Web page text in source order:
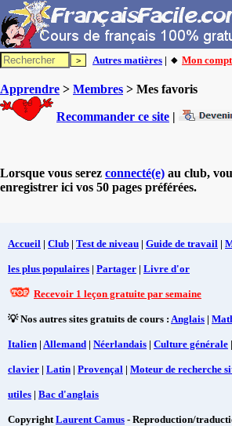
Autres matières | 🔸 Mon
Apprendre > Membres > Mes favoris
Recommander ce site |
Lorsque vous serez connecté(e) au club,
enregistrer ici vos 50 pages préférées.
Accueil | Club | Test de niveau | Guide de travail |
les plus populaires | Partager | Livre d'or
Recevoir 1 leçon gratuite par semaine
💡 Nos autres sites gratuits de cours : Anglais |
Italien | Allemand | Néerlandais | Culture générale |
clavier | Latin | Provençal | Moteur de recherche
utiles | Bac d'anglais
CopyrightLaurent Camus - Reproduction/